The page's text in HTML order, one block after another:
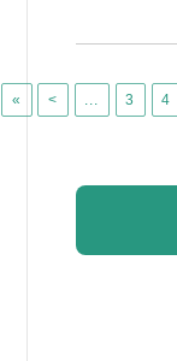
« < ... 3 4